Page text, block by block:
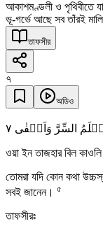
আকাশমণ্ডলী ও পৃথিবীতে
ভূ-গর্ভে আছে সব তাঁরই
তাফসীর
৭
অডিও
السِّرَّ وَاَخۡفٰی ٧
ওয়া ইন তাজহার বিল
তোমরা যদি কোন কথা
সবই জানেন। ৫
তাফসীরঃ